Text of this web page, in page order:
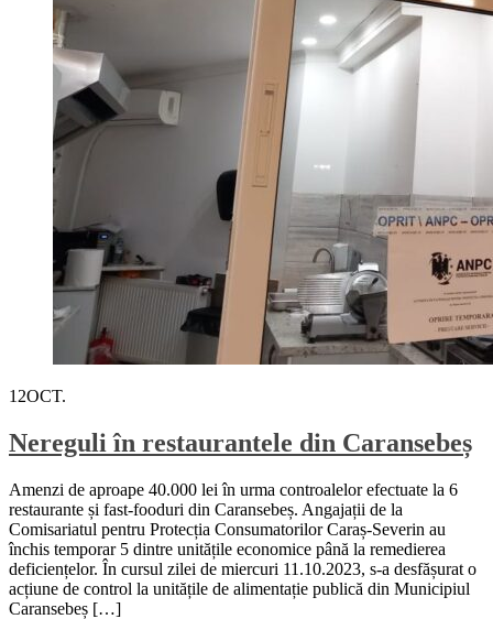
12OCT.
Nereguli în restaurantele din Caransebeș
Amenzi de aproape 40.000 lei în urma controalelor efectuate la 6
restaurante și fast-fooduri din Caransebeș. Angajații de la
Comisariatul pentru Protecția Consumatorilor Caraș-Severin au
închis temporar 5 dintre unitățile economice până la remedierea
deficiențelor. În cursul zilei de miercuri 11.10.2023, s-a desfășurat o
acțiune de control la unitățile de alimentație publică din Municipiul
Caransebeș […]